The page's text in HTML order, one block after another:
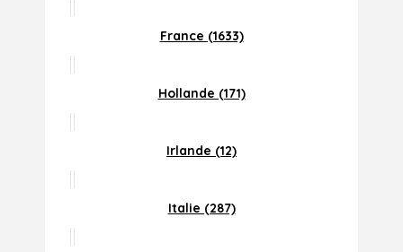
France (1633)
Hollande (171)
Irlande (12)
Italie (287)